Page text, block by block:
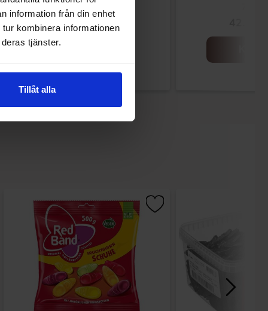
information från din enhet
kombinera informationen
tjänster.
Tillåt alla
49.90 kr